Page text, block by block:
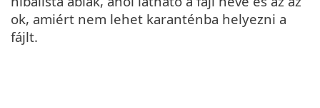
ok, amiért nem lehet karanténba helyezni a
fájlt.